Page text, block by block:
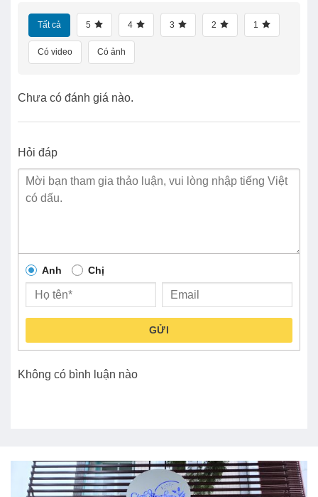
Tất cả 5 4 3 2 1
Có video Có ảnh
Chưa có đánh giá nào.
Hỏi đáp
Anh Chị
GỬI
Không có bình luận nào